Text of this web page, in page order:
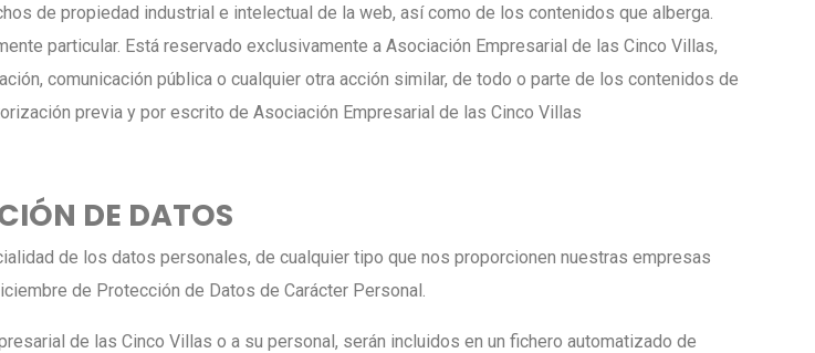
de propiedad industrial e intelectual de la web, así como de los contenidos que alberga.
particular. Está reservado exclusivamente a Asociación Empresarial de las Cinco Villas,
comunicación pública o cualquier otra acción similar, de todo o parte de los contenidos de
previa y por escrito de Asociación Empresarial de las Cinco Villas
DE DATOS
de los datos personales, de cualquier tipo que nos proporcionen nuestras empresas
de Protección de Datos de Carácter Personal.
de las Cinco Villas o a su personal, serán incluidos en un fichero automatizado de